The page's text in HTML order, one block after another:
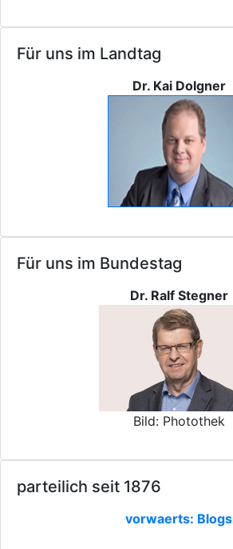
Für uns im Landtag
Dr. Kai Dolgner
Für uns im Bundestag
Dr. Ralf Stegner
Bild: Photothek
parteilich seit 1876
vorwaerts: Blogs